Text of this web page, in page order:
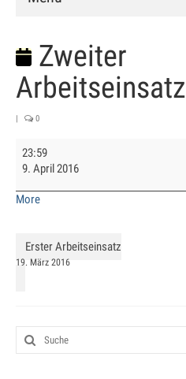
Vorstand
Satzung
Anlage
Hallenbuchung
Schnuppertraining
Zweiter
Arbeitseinsatz
| 0
Zweiter
Arbeitseinsatz
23:59
9. April 2016
Moreabout
Erster Arbeitseinsatz
19. März 2016